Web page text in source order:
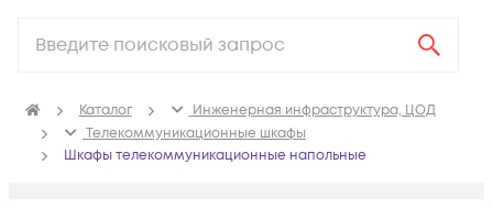
Каталог
Инженерная инфраструктура, ЦОД
Телекоммуникационные шкафы
Шкафы телекоммуникационные напольные